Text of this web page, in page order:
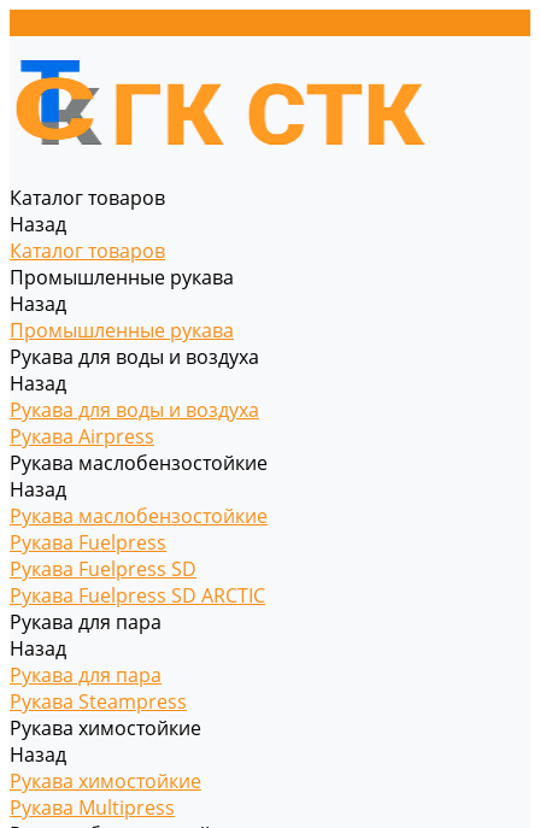
Каталог товаров
Назад
Каталог товаров
Промышленные рукава
Назад
Промышленные рукава
Рукава для воды и воздуха
Назад
Рукава для воды и воздуха
Рукава Airpress
Рукава маслобензостойкие
Назад
Рукава маслобензостойкие
Рукава Fuelpress
Рукава Fuelpress SD
Рукава Fuelpress SD ARCTIC
Рукава для пара
Назад
Рукава для пара
Рукава Steampress
Рукава химостойкие
Назад
Рукава химостойкие
Рукава Multipress